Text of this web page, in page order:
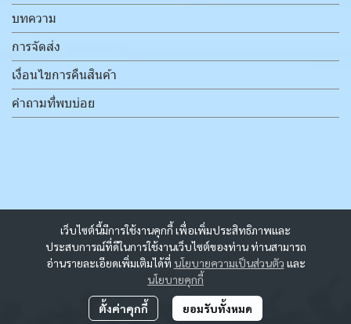
เว็บไซต์นี้มีการใช้งานคุกกี้ เพื่อเพิ่มประสิทธิภาพและ
ประสบการณ์ที่ดีในการใช้งานเว็บไซต์ของท่าน ท่านสามารถ
อ่านรายละเอียดเพิ่มเติมได้ที่ นโยบายความเป็นส่วนตัว และ
นโยบายคุกกี้
ตั้งค่าคุกกี้ ยอมรับทั้งหมด
บทความ
การจัดส่ง
เงื่อนไขการคืนสินค้า
คำถามที่พบบ่อย